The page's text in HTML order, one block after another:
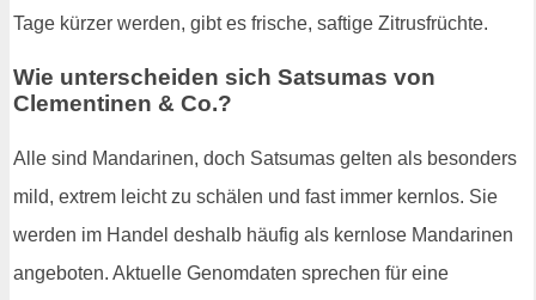
Tage kürzer werden, gibt es frische, saftige Zitrusfrüchte.
Wie unterscheiden sich Satsumas von
Clementinen & Co.?
Alle sind Mandarinen, doch Satsumas gelten als besonders
mild, extrem leicht zu schälen und fast immer kernlos. Sie
werden im Handel deshalb häufig als kernlose Mandarinen
angeboten. Aktuelle Genomdaten sprechen für eine